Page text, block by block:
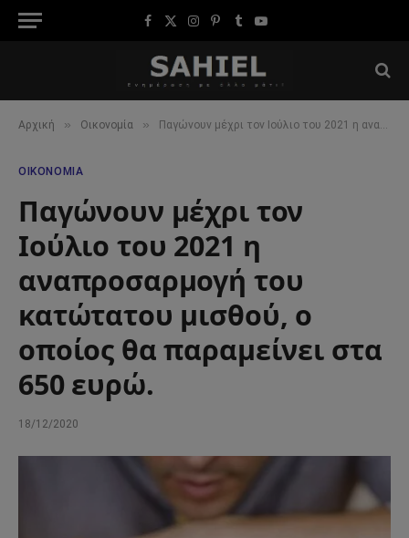
Facebook
X
Instagram
Pinterest
TumblrYouTube
Αρχική » Οικονομία » Παγώνουν μέχρι τον Ιούλιο του 2021 η αναπροσαρμογή του κατώτατου μισθού, ο οποίος θα παραμείνει στα 650 ευρώ.
ΟΙΚΟΝΟΜΊΑ
Παγώνουν μέχρι τον
Ιούλιο του 2021 η
αναπροσαρμογή του
κατώτατου μισθού, ο
οποίος θα παραμείνει στα
650 ευρώ.
18/12/2020